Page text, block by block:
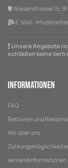
Wiesenstrasse 15,
E-Mail:
Unsere Angebote
schließen keine
Informationen
FAQ
Retouren und
Wir über uns
Versandinformationen